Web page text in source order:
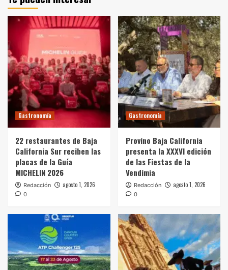
Gastronomía
22 restaurantes de Baja
California Sur reciben las
placas de la Guía
MICHELIN 2026
Redacción agosto 1, 2026
0
Gastronomía
Provino Baja California
presenta la XXXVI edición
de las Fiestas de la
Vendimia
Redacción agosto 1, 2026
0